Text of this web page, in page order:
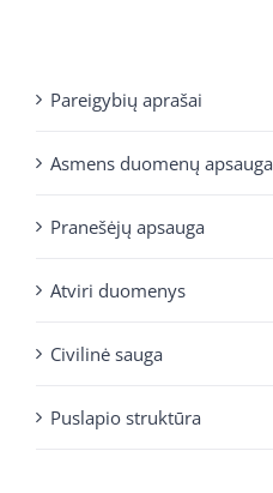
Pareigybių aprašai
Asmens duomenų apsauga
Pranešėjų apsauga
Atviri duomenys
Civilinė sauga
Puslapio struktūra